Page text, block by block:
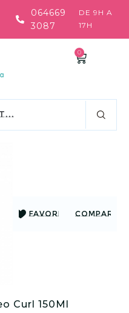
064669
3087
DE 9H A
17H
0
FAVORIS COMPARER
Curl 150Ml